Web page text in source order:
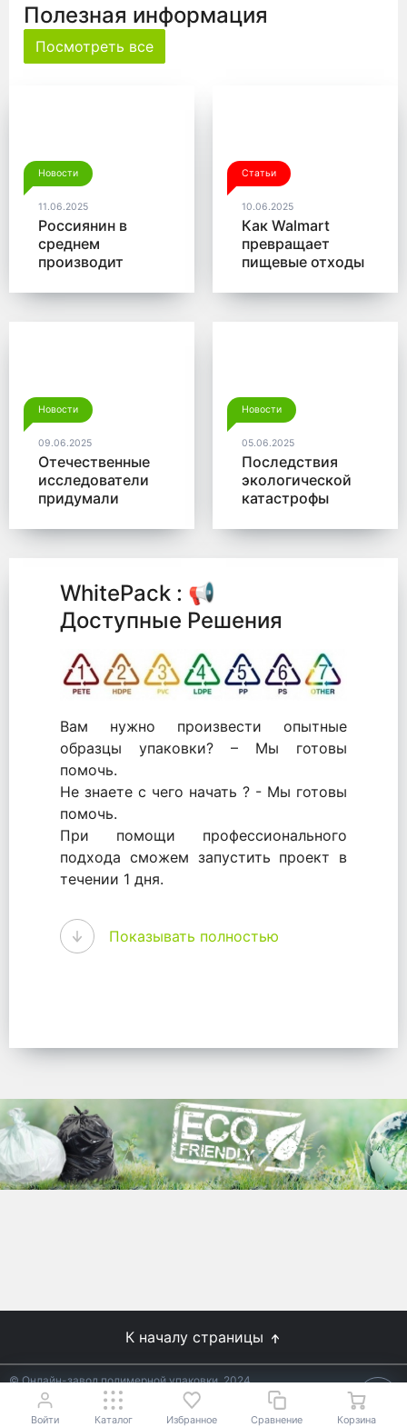
Полезная информация
Посмотреть все
Новости
11.06.2025
Россиянин в
среднем
производит
мусора в год
Статьи
10.06.2025
Как Walmart
превращает
пищевые отходы
Новости
09.06.2025
Отечественные
исследователи
придумали
для утилизации
Новости
05.06.2025
Последствия
экологической
катастрофы
микробы от
WhitePack : 📢
Доступные Решения
Вам нужно произвести опытные
образцы упаковки? – Мы готовы
помочь.
Не знаете с чего начать ? - Мы готовы
помочь.
При помощи профессионального
подхода сможем запустить проект в
течении 1 дня.
WhitePack - перерабатываем пластик.
Мы принимали самое активное
участие в становлении этого рынка в
упаковке, и сегодня мы перешли в
Используйте готовые решения от
лидеров отрасли.
WhitePack
8 (495) 204-18-49
Показывать полностью
К началу страницы
© Онлайн-завод полимерной упаковки, 2024
Не является публичной офертой.Условия уточняйте у
менеджеров.
Войти Каталог Избранное Сравнение Корзина